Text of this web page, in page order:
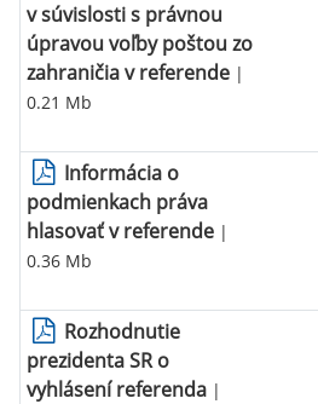
v súvislosti s právnou
úpravou voľby poštou zo
zahraničia v referende |
0.21 Mb
Informácia o
podmienkach práva
hlasovať v referende |
0.36 Mb
Rozhodnutie
prezidenta SR o
vyhlásení referenda |